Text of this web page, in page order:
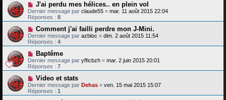
J'ai perdu mes hélices.. en plein vol
Dernier message par claude55 « mar. 11 août 2015 22:04
Réponses : 8
Comment j'ai failli perdre mon J-Mini.
Dernier message par azbloc « dim. 2 août 2015 11:54
Réponses : 4
Baptême
Dernier message par yfficbzh « mar. 2 juin 2015 20:01
Réponses : 7
Video et stats
Dernier message par Dehas « ven. 15 mai 2015 15:07
Réponses : 1